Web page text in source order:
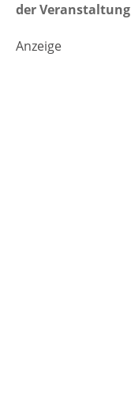
der Veranstaltung
Anzeige